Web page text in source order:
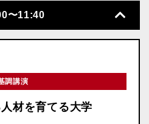
〜11:40
調講演
材を育てる大学